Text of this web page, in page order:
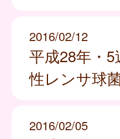
2016/02/12
平成28年・
性レンサ球
2016/02/05